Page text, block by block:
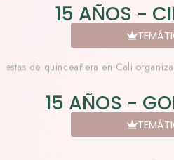
15 AÑOS -
15 AÑOS -